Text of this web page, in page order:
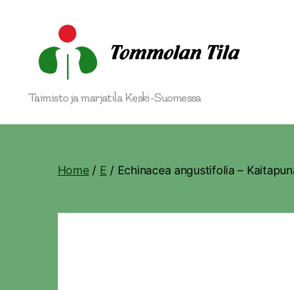
Tommolan
Tila
Taimisto ja marjatila Keski-Suomessa
Home/ E / Echinacea angustifolia –